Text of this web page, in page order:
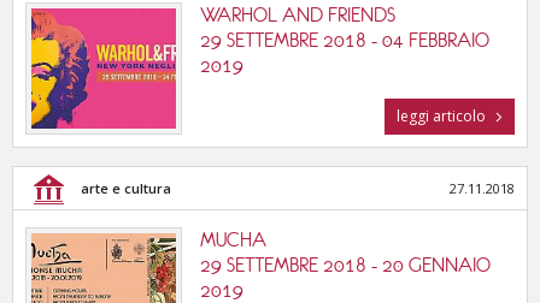
WARHOL AND FRIENDS
29 SETTEMBRE 2018 - 04 FEBBRAIO
2019
leggi articolo
arte e cultura 27.11.2018
MUCHA
29 SETTEMBRE 2018 - 20 GENNAIO
2019